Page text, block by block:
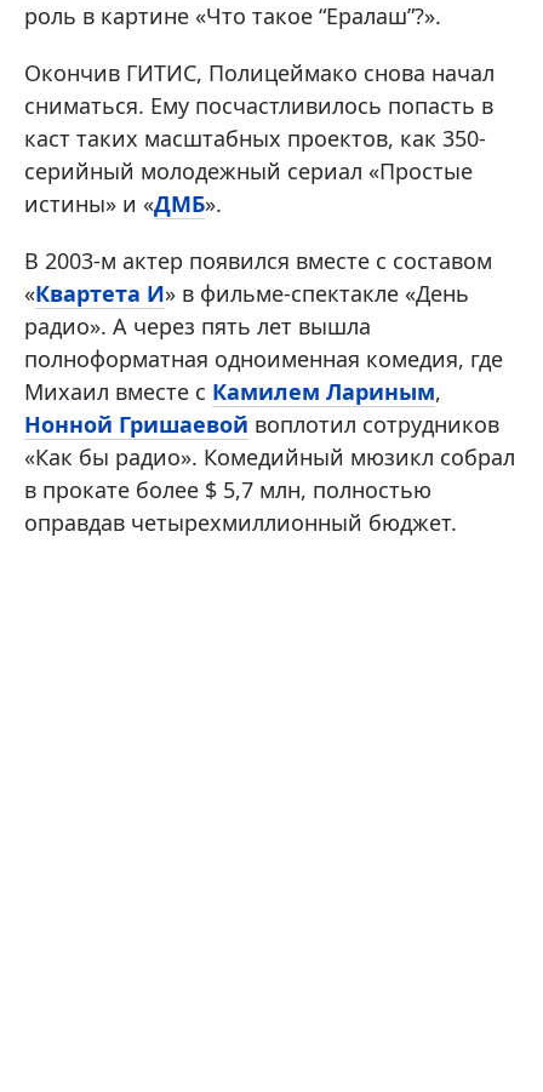
роль в картине «Что такое “Ералаш”?».
Окончив ГИТИС, Полицеймако снова начал
сниматься. Ему посчастливилось попасть в
каст таких масштабных проектов, как 350-
серийный молодежный сериал «Простые
истины» и «ДМБ».
В 2003-м актер появился вместе с составом
«Квартета И» в фильме-спектакле «День
радио». А через пять лет вышла
полноформатная одноименная комедия, где
Михаил вместе с Камилем Лариным,
Нонной Гришаевой воплотил сотрудников
«Как бы радио». Комедийный мюзикл собрал
в прокате более $ 5,7 млн, полностью
оправдав четырехмиллионный бюджет.